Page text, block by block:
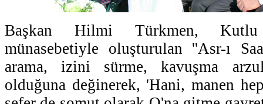
Başkan Hilmi Türkmen,
münasebetiyle oluşturulan ''Asr-ı
arama, izini sürme, kavuşma
olduğuna değinerek, 'Hani, manen